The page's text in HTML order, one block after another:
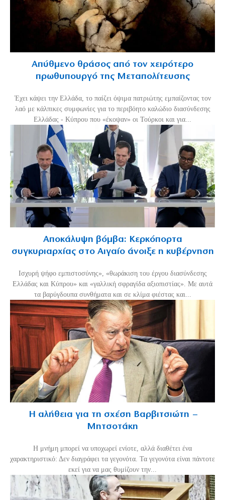
Απύθμενο θράσος από τον χειρότερο
πρωθυπουργό της Μεταπολίτευσης
Έχει κάψει την Ελλάδα, το παίζει όψιμα πατριώτης εμπαίζοντας τον
λαό με κάλπικες συμφωνίες για το περιβόητο καλώδιο διασύνδεσης
Ελλάδας - Κύπρου που «έκοψαν» οι Τούρκοι και για...
Αποκάλυψη βόμβα: Κερκόπορτα
συγκυριαρχίας στο Αιγαίο άνοιξε η κυβέρνηση
Ισχυρή ψήφο εμπιστοσύνης», «θωράκιση του έργου διασύνδεσης
Ελλάδας και Κύπρου» και «γαλλική σφραγίδα αξιοπιστίας». Με αυτά
τα βαρύγδουπα συνθήματα και σε κλίμα φιέστας και...
Η αλήθεια για τη σχέση Βαρβιτσιώτη –
Μητσοτάκη
H μνήμη μπορεί να υποχωρεί ενίοτε, αλλά διαθέτει ένα
χαρακτηριστικό: Δεν διαγράφει τα γεγονότα. Τα γεγονότα είναι πάντοτε
εκεί για να μας θυμίζουν την...